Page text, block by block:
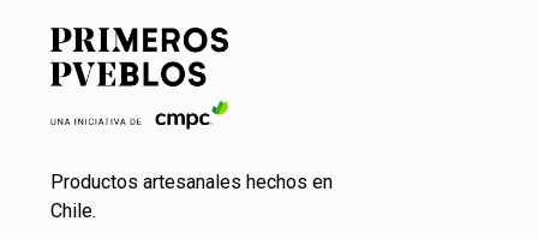
Productos artesanales hechos en
Chile.